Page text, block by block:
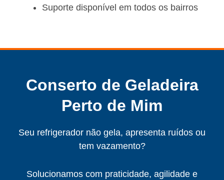
Suporte disponível em todos os bairros
Conserto de Geladeira
Perto de Mim
Seu refrigerador não gela, apresenta ruídos ou
tem vazamento?
Solucionamos com praticidade, agilidade e